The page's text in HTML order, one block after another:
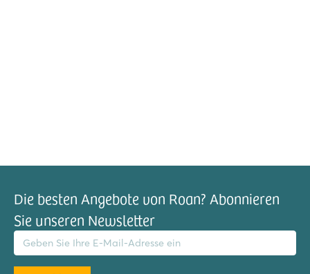
Die besten Angebote von Roan? Abonnieren
Sie unseren Newsletter
Adresse